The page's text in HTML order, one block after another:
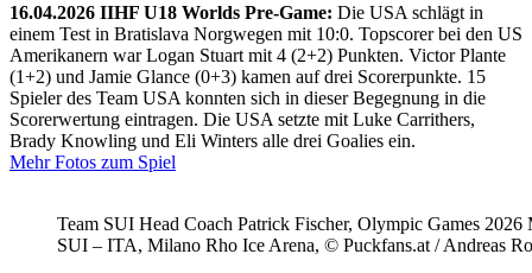
16.04.2026 IIHF U18 Worlds Pre-Game: Die USA schlägt in
einem Test in Bratislava Norgwegen mit 10:0. Topscorer bei den US
Amerikanern war Logan Stuart mit 4 (2+2) Punkten. Victor Plante
(1+2) und Jamie Glance (0+3) kamen auf drei Scorerpunkte. 15
Spieler des Team USA konnten sich in dieser Begegnung in die
Scorerwertung eintragen. Die USA setzte mit Luke Carrithers,
Brady Knowling und Eli Winters alle drei Goalies ein.
Mehr Fotos zum Spiel
Team SUI Head Coach Patrick Fischer, Olympic Games 2026
SUI – ITA, Milano Rho Ice Arena, © Puckfans.at / Andreas